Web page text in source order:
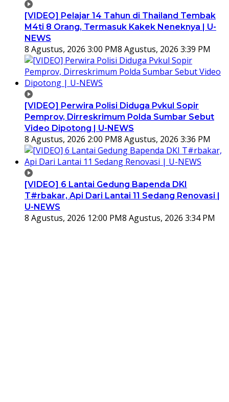
[VIDEO] Pelajar 14 Tahun di Thailand Tembak
M4ti 8 Orang, Termasuk Kakek Neneknya | U-
NEWS
8 Agustus, 2026 3:00 PM8 Agustus, 2026 3:39 PM
[VIDEO] Perwira Polisi Diduga Pvkul Sopir
Pemprov, Dirreskrimum Polda Sumbar Sebut
Video Dipotong | U-NEWS
8 Agustus, 2026 2:00 PM8 Agustus, 2026 3:36 PM
[VIDEO] 6 Lantai Gedung Bapenda DKI
T#rbakar, Api Dari Lantai 11 Sedang Renovasi |
U-NEWS
8 Agustus, 2026 12:00 PM8 Agustus, 2026 3:34 PM